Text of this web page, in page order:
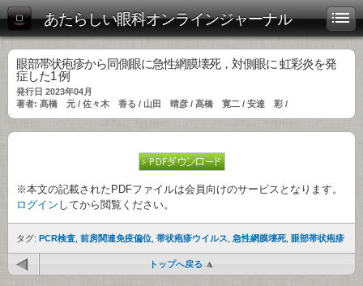
あたらしい眼科オンラインジャーナル
眼部帯状疱疹から同側眼に急性網膜壊死，対側眼に 虹彩炎を発
症した1 例
発行日 2023年04月
著者: 髙橋 元 / 佐々木 香る / 山田 晴彦 / 髙橋 寛二 / 安達 彩 /
※本文の記載されたPDFファイルは会員向けのサービスとなります。
ログイン してから閲覧ください。
タグ: PCR検査 前房関連免疫偏位 帯状疱疹ウイルス 急性網膜壊死, 眼部帯状疱疹
トップへ戻る